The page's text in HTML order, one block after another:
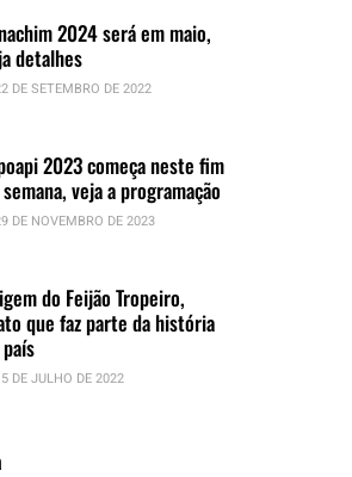
2024 será em maio,
detalhes
DE SETEMBRO DE 2022
2023 começa neste fim
veja a programação
DE NOVEMBRO DE 2023
do Feijão Tropeiro,
que faz parte da história
DE JULHO DE 2022